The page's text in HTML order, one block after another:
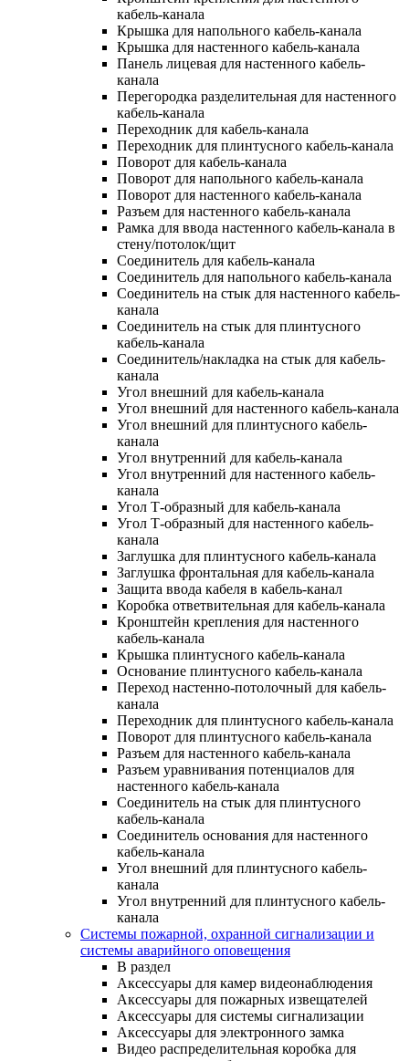
кабель-канала
Крышка для напольного кабель-канала
Крышка для настенного кабель-канала
Панель лицевая для настенного кабель-
канала
Перегородка разделительная для настенного
кабель-канала
Переходник для кабель-канала
Переходник для плинтусного кабель-канала
Поворот для кабель-канала
Поворот для напольного кабель-канала
Поворот для настенного кабель-канала
Разъем для настенного кабель-канала
Рамка для ввода настенного кабель-канала в
стену/потолок/щит
Соединитель для кабель-канала
Соединитель для напольного кабель-канала
Соединитель на стык для настенного кабель-
канала
Соединитель на стык для плинтусного
кабель-канала
Соединитель/накладка на стык для кабель-
канала
Угол внешний для кабель-канала
Угол внешний для настенного кабель-канала
Угол внешний для плинтусного кабель-
канала
Угол внутренний для кабель-канала
Угол внутренний для настенного кабель-
канала
Угол Т-образный для кабель-канала
Угол Т-образный для настенного кабель-
канала
Заглушка для плинтусного кабель-канала
Заглушка фронтальная для кабель-канала
Защита ввода кабеля в кабель-канал
Коробка ответвительная для кабель-канала
Кронштейн крепления для настенного
кабель-канала
Крышка плинтусного кабель-канала
Основание плинтусного кабель-канала
Переход настенно-потолочный для кабель-
канала
Переходник для плинтусного кабель-канала
Поворот для плинтусного кабель-канала
Разъем для настенного кабель-канала
Разъем уравнивания потенциалов для
настенного кабель-канала
Соединитель на стык для плинтусного
кабель-канала
Соединитель основания для настенного
кабель-канала
Угол внешний для плинтусного кабель-
канала
Угол внутренний для плинтусного кабель-
канала
Системы пожарной, охранной сигнализации и
системы аварийного оповещения
В раздел
Аксессуары для камер видеонаблюдения
Аксессуары для пожарных извещателей
Аксессуары для системы сигнализации
Аксессуары для электронного замка
Видео распределительная коробка для